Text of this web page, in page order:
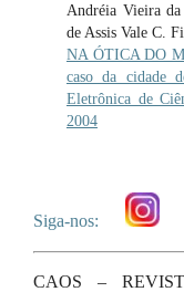
Andréia Vieira
de Assis Vale C.
NA ÓTICA DO
caso da cidade
Eletrônica de
2004
Siga-nos:
CAOS –